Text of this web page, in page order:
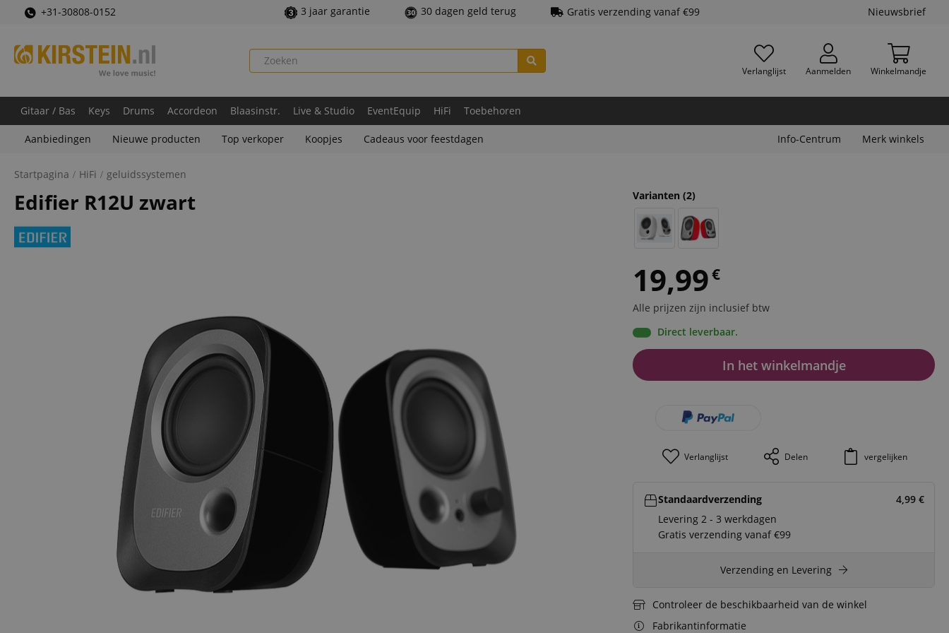
+31-30808-0152 3 jaar garantie 30 dagen geld terug Gratis verzending vanaf €99 Nieuwsbrief
Verlanglijst Aanmelden Winkelmandje
Gitaar / Bas Keys Drums Accordeon Blaasinstr. Live & Studio EventEquip HiFi Toebehoren
Aanbiedingen Nieuwe producten Top verkoper Koopjes Cadeaus voor feestdagen Info-Centrum Merk winkels
Startpagina HiFi geluidssystemen
Edifier R12U zwart Varianten (2)
19,99€
Alle prijzen zijn inclusief btw
Direct leverbaar.
In het winkelmandje
Verlanglijst Delen vergelijken
Standaardverzending 4,99 €
Levering 2 - 3 werkdagen
Gratis verzending vanaf €99
Verzending en Levering
Controleer de beschikbaarheid van de winkel
Fabrikantinformatie